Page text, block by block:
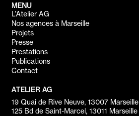
ATELIER AG
19 Quai de Rive Neuve, 13007 Marseille
125 Bd de Saint-Marcel, 13011 Marseille
MENU
L’Atelier AG
Nos agences à Marseille
Projets
Presse
Prestations
Publications
Contact